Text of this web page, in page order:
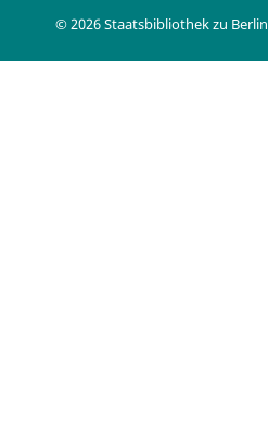
© 2026 Staatsbibliothek zu Berlin